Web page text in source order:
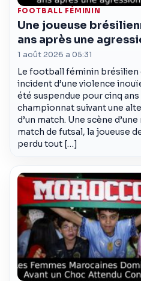
FOOTBALL FÉMININ
Une joueuse
ans après une
1 août 2026 a 05:31
Le football féminin brésilien
incident d’une violence
été suspendue pour cinq
championnat suivant une
d’un match. Une scène
match de futsal, la joueuse
perdu tout […]